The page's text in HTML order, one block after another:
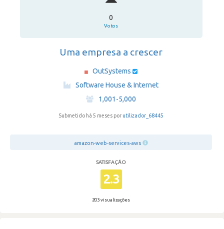
0
Votos
Uma empresa a crescer
OutSystems
Software House & Internet
·
1,001-5,000
Submetido há 5 meses por utilizador_68445
amazon-web-services-aws
SATISFAÇÃO
2.3
203 visualizações